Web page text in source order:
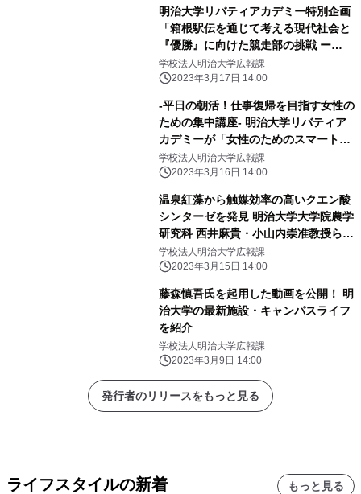
明治大学リバティアカデミー特別企画
「箱根駅伝を通じて考える現代社会と
『優勝』に向けた競走部の挑戦 ー
2024年第100回大会に向けてー」
学校法人明治大学広報課
2023年3月17日 14:00
-平日の朝活！仕事復帰を目指す女性の
ための集中講座- 明治大学リバティア
カデミーが「女性のためのスマートキ
ャリアプログラム わたしらしくReス
タートコース」の受講生を募集中です
学校法人明治大学広報課
2023年3月16日 14:00
温泉紅藻から触媒効率の高いクエン酸
シンターゼを発見 明治大学大学院農学
研究科 西井麻貴・小山内崇准教授らの
研究グループ
学校法人明治大学広報課
2023年3月15日 14:00
藤森慎吾氏を起用した動画を公開！ 明
治大学の最新施設・キャンパスライフ
を紹介
学校法人明治大学広報課
2023年3月9日 14:00
発行者のリリースをもっと見る
ライフスタイルの新着 もっと見る